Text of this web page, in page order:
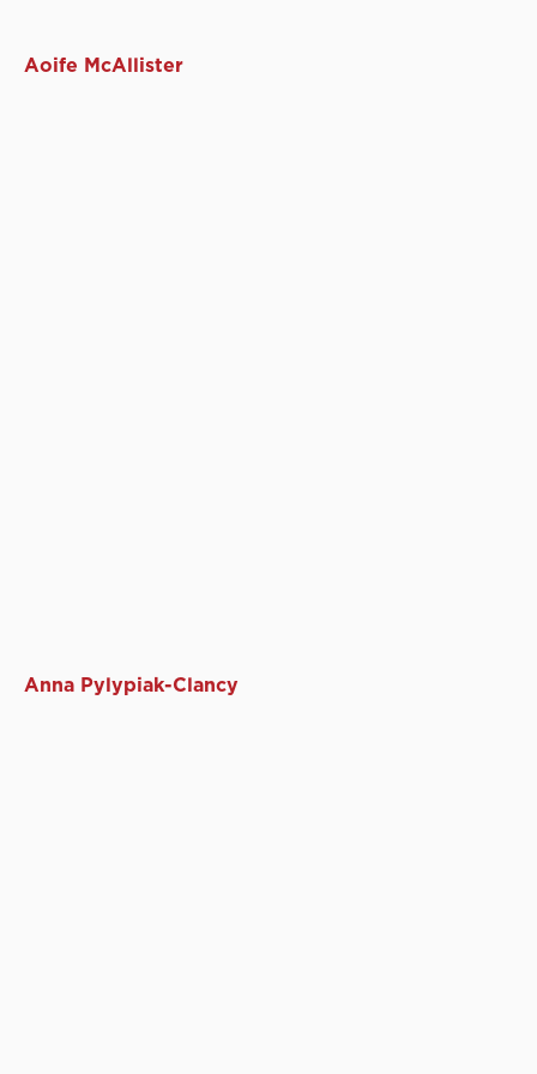
Aoife McAllister
Anna Pylypiak-Clancy